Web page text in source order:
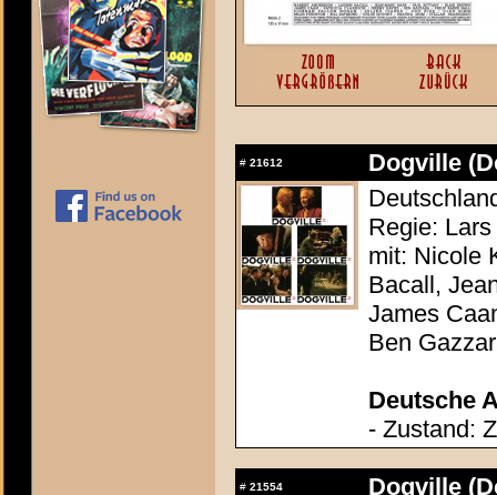
# 21612
Dogville
Regie:
mit: Nicole
Bacall,
James
Ben
Deutsche
- Zustand:
# 21554
Dogville